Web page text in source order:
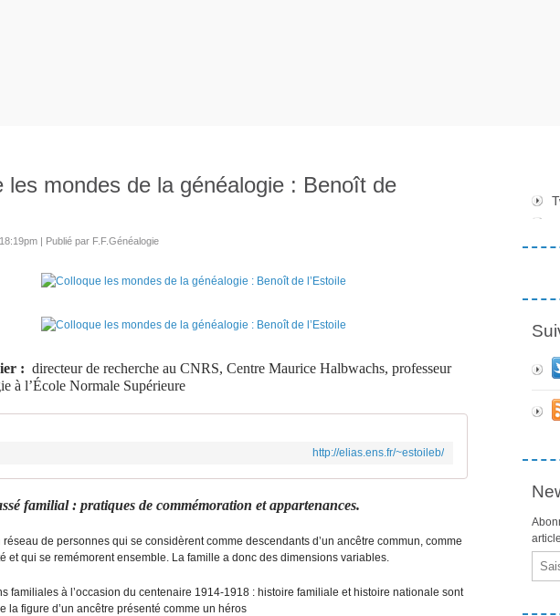
les mondes de la généalogie : Benoît de
| Publié par F.F.Généalogie
: directeur de recherche au CNRS, Centre Maurice Halbwachs, professeur
à l’École Normale Supérieure
http://elias.ens.fr/~estoileb/
familial : pratiques de commémoration et appartenances.
réseau de personnes qui se considèrent comme descendants d’un ancêtre commun, comme
et qui se remémorent ensemble. La famille a donc des dimensions variables.
familiales à l’occasion du centenaire 1914-1918 : histoire familiale et histoire nationale sont
la figure d’un ancêtre présenté comme un héros
Email